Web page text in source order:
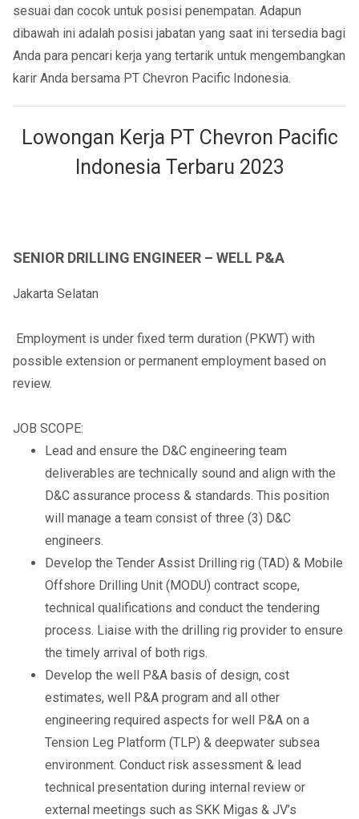
sesuai dan cocok untuk posisi penempatan. Adapun
dibawah ini adalah posisi jabatan yang saat ini tersedia bagi
Anda para pencari kerja yang tertarik untuk mengembangkan
karir Anda bersama PT Chevron Pacific Indonesia.
Lowongan Kerja PT Chevron Pacific
Indonesia Terbaru 2023
SENIOR DRILLING ENGINEER – WELL P&A
Jakarta Selatan
Employment is under fixed term duration (PKWT) with
possible extension or permanent employment based on
review.
JOB SCOPE:
Lead and ensure the D&C engineering team
deliverables are technically sound and align with the
D&C assurance process & standards. This position
will manage a team consist of three (3) D&C
engineers.
Develop the Tender Assist Drilling rig (TAD) & Mobile
Offshore Drilling Unit (MODU) contract scope,
technical qualifications and conduct the tendering
process. Liaise with the drilling rig provider to ensure
the timely arrival of both rigs.
Develop the well P&A basis of design, cost
estimates, well P&A program and all other
engineering required aspects for well P&A on a
Tension Leg Platform (TLP) & deepwater subsea
environment. Conduct risk assessment & lead
technical presentation during internal review or
external meetings such as SKK Migas & JV’s